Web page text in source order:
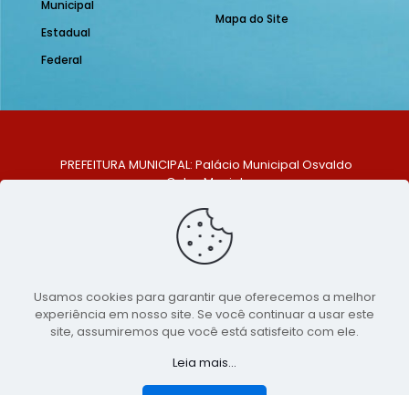
Municipal
Estadual
Federal
Mapa do Site
PREFEITURA MUNICIPAL: Palácio Municipal Osvaldo
Celso Maciel
Centro, São Bento do Una - PE. CEP: 553370-128
TELEFONE: (81) 99548-1569
E-MAIL: ouvidoria@saobentodouna.pe.gov.br
Copyright 2021-2026 - Assessoria de Comunicação da
Prefeitura de São Bento do Una - PE
publicidadeLumusWeb - Agência Digital
Usamos cookies para garantir que oferecemos a melhor
experiência em nosso site. Se você continuar a usar este
site, assumiremos que você está satisfeito com ele.
Leia mais...